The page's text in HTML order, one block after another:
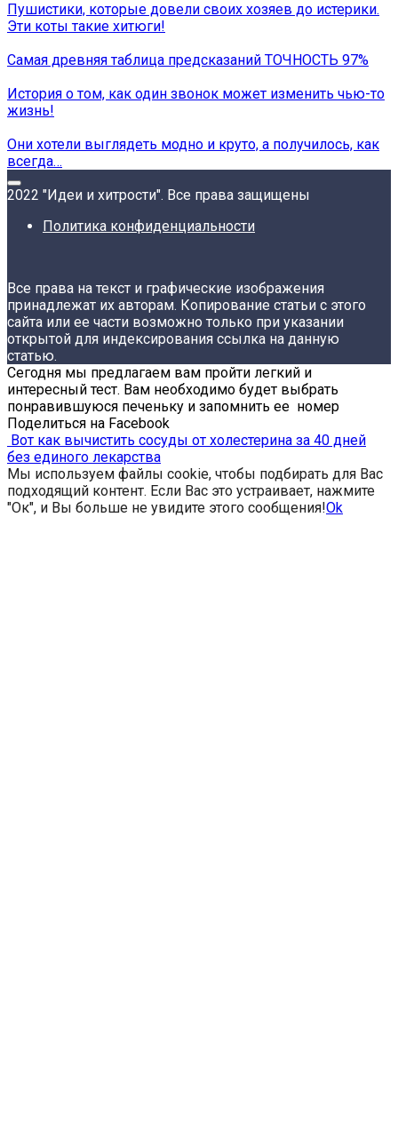
Пушистики, которые довели своих хозяев до истерики.
Эти коты такие хитюги!
Самая древняя таблица предсказаний ТОЧНОСТЬ 97%
История о том, как один звонок может изменить чью-то
жизнь!
Они хотели выглядеть модно и круто, а получилось, как
всегда…
2022 "Идеи и хитрости". Все права защищены
Политика конфиденциальности
Все права на текст и графические изображения
принадлежат их авторам. Копирование статьи с этого
сайта или ее части возможно только при указании
открытой для индексирования ссылка на данную
статью.
Сегодня мы предлагаем вам пройти легкий и
интересный тест. Вам необходимо будет выбрать
понравившуюся печеньку и запомнить ее номер
Поделиться на Facebook
Вот как вычистить сосуды от холестерина за 40 дней
без единого лекарства
Мы используем файлы cookie, чтобы подбирать для Вас
подходящий контент. Если Вас это устраивает, нажмите
"Ок", и Вы больше не увидите этого сообщения!Ok